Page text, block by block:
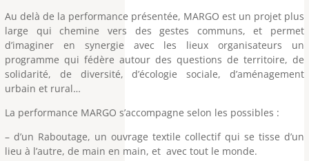
Au delà de la performance présentée, MARGO est un projet plus
large qui chemine vers des gestes communs, et permet
d’imaginer en synergie avec les lieux organisateurs un
programme qui fédère autour des questions de territoire, de
solidarité, de diversité, d’écologie sociale, d’aménagement
urbain et rural…
La performance MARGO s’accompagne selon les possibles :
– d’un Raboutage, un ouvrage textile collectif qui se tisse d’un
lieu à l’autre, de main en main, et avec tout le monde.